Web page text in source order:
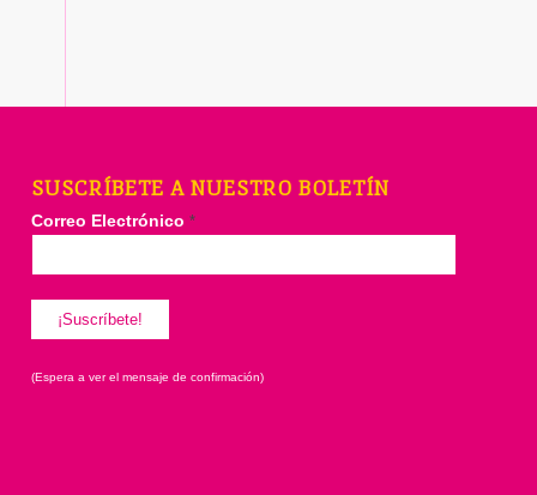
SUSCRÍBETE A NUESTRO BOLETÍN
Correo Electrónico*
(Espera a ver el mensaje de confirmación)